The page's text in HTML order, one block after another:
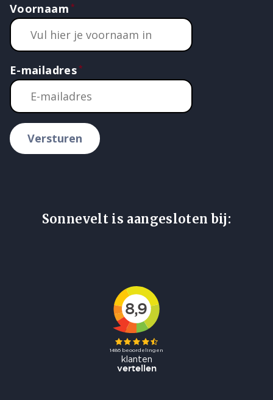
Voornaam
E-mailadres
Versturen
Sonnevelt is aangesloten bij: